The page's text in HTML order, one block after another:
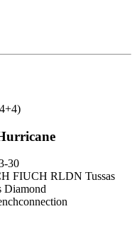
30
FIUCH RLDN Tussas
Diamond